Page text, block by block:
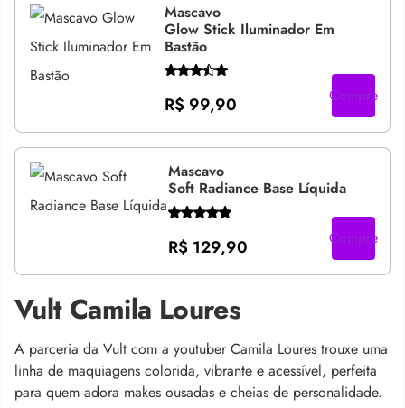
Mascavo
Glow Stick Iluminador Em
Bastão
R$ 99,90 Compre
Mascavo
Soft Radiance Base Líquida
R$ 129,90 Compre
Vult Camila Loures
A parceria da Vult com a youtuber Camila Loures trouxe uma
linha de maquiagens colorida, vibrante e acessível, perfeita
para quem adora makes ousadas e cheias de personalidade.